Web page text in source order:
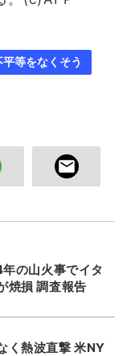
平等をなくそう
の山火事でイタ
焼損 調査報告
く熱波直撃 米NY